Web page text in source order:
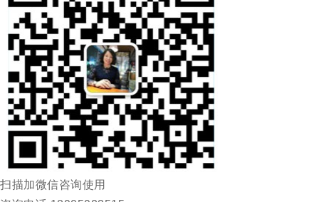
扫描加微信咨询使用